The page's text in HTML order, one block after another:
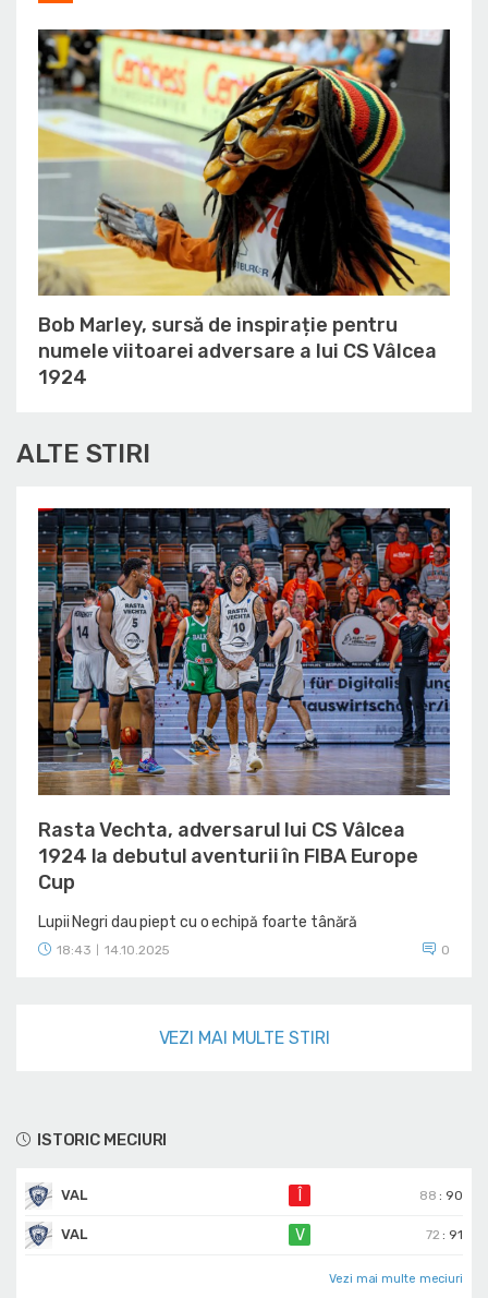
ISTORIC MECIURI
VAL 88 : 90
VAL V 72 : 91
Vezi mai multe meciuri
Bob Marley, sursă de inspirație pentru
numele viitoarei adversare a lui CS Vâlcea
1924
ALTE STIRI
Rasta Vechta, adversarul lui CS Vâlcea
1924 la debutul aventurii în FIBA Europe
Cup
Lupii Negri dau piept cu o echipă foarte tânără
18:43 14.10.2025 0
VEZI MAI MULTE STIRI